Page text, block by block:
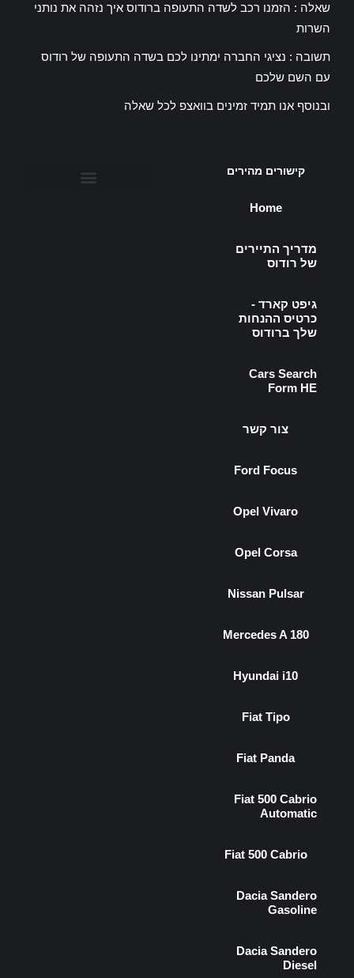
שאלה : הזמנו רכב לשדה התעופה ברודוס איך נזהה את נותני
השרות
תשובה : נציגי החברה ימתינו לכם בשדה התעופה של רודוס
עם השם שלכם
ובנוסף אנו תמיד זמינים בוואצפ לכל שאלה
קישורים מהירים
Home
מדריך התיירים
של רודוס
גיפט קארד -
כרטיס ההנחות
שלך ברודוס
Cars Search
Form HE
צור קשר
Ford Focus
Opel Vivaro
Opel Corsa
Nissan Pulsar
Mercedes A 180
Hyundai i10
Fiat Tipo
Fiat Panda
Fiat 500 Cabrio
Automatic
Fiat 500 Cabrio
Dacia Sandero
Gasoline
Dacia Sandero
Diesel